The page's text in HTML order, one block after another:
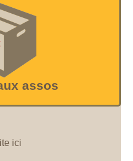
assos
ici